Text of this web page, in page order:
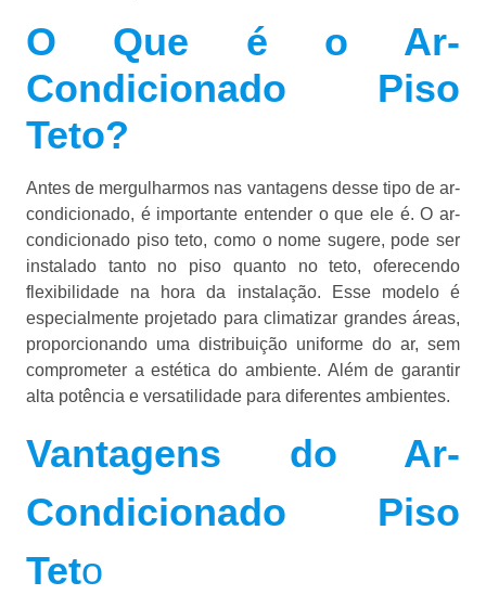
O Que é o Ar-
Condicionado Piso
Teto?
Antes de mergulharmos nas vantagens desse tipo de ar-
condicionado, é importante entender o que ele é. O ar-
condicionado piso teto, como o nome sugere, pode ser
instalado tanto no piso quanto no teto, oferecendo
flexibilidade na hora da instalação. Esse modelo é
especialmente projetado para climatizar grandes áreas,
proporcionando uma distribuição uniforme do ar, sem
comprometer a estética do ambiente. Além de garantir
alta potência e versatilidade para diferentes ambientes.
Vantagens do Ar-
Condicionado Piso
Teto